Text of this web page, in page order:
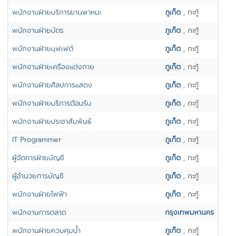
พนักงานฝ่ายบริการยานพาหนะ
ภูเก็ต , กะทู้
พนักงานฝ่ายบัตร
ภูเก็ต , กะทู้
พนักงานฝ่ายบุฟเฟต์
ภูเก็ต , กะทู้
พนักงานฝ่ายเครื่องแต่งกาย
ภูเก็ต , กะทู้
พนักงานฝ่ายศิลปการแสดง
ภูเก็ต , กะทู้
พนักงานฝ่ายบริการต้อนรับ
ภูเก็ต , กะทู้
พนักงานฝ่ายประชาสัมพันธ์
ภูเก็ต , กะทู้
IT Programmer
ภูเก็ต , กะทู้
ผู้จัดการฝ่ายบัญชี
ภูเก็ต , กะทู้
ผู้อำนวยการบัญชี
ภูเก็ต , กะทู้
พนักงานฝ่ายไฟฟ้า
ภูเก็ต , กะทู้
พนักงานการตลาด
กรุงเทพมหานคร
พนักงานฝ่ายควบคุมน้ำ
ภูเก็ต , กะทู้